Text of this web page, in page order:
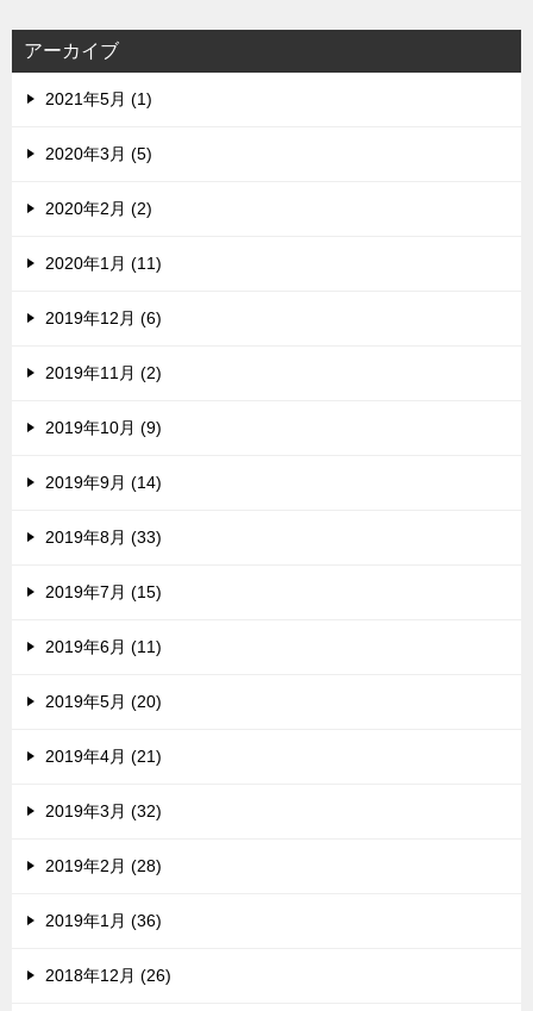
ス
アーカイブ
2021年5月 (1)
2020年3月 (5)
2020年2月 (2)
2020年1月 (11)
2019年12月 (6)
2019年11月 (2)
2019年10月 (9)
2019年9月 (14)
2019年8月 (33)
2019年7月 (15)
2019年6月 (11)
2019年5月 (20)
2019年4月 (21)
2019年3月 (32)
2019年2月 (28)
2019年1月 (36)
2018年12月 (26)